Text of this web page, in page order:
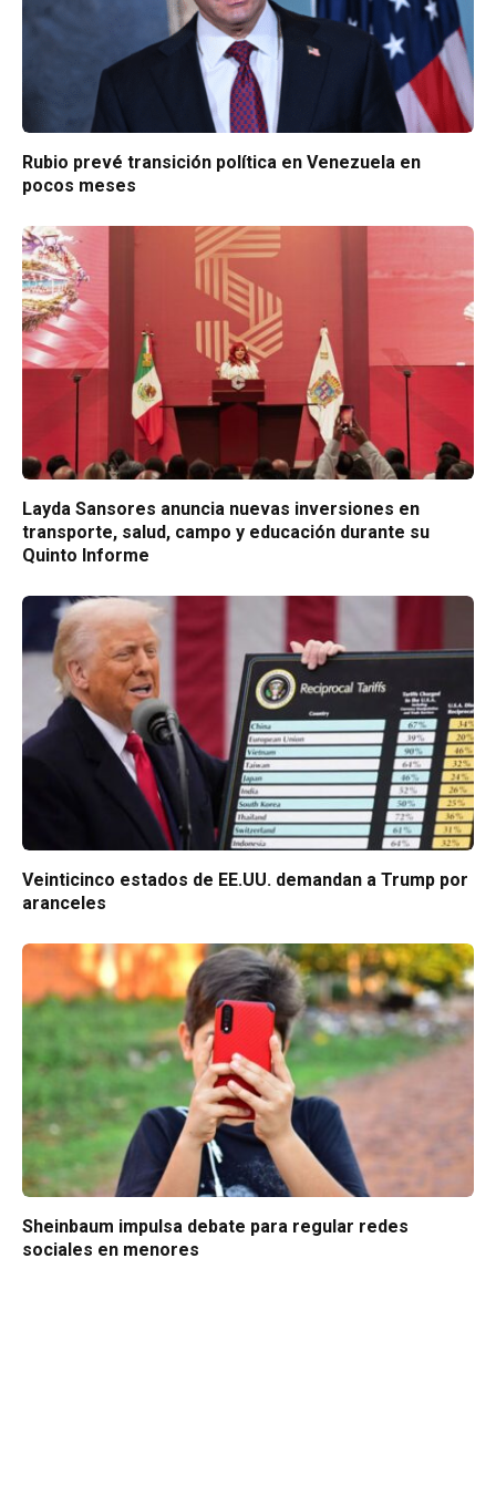
Rubio prevé transición política en Venezuela en
pocos meses
Layda Sansores anuncia nuevas inversiones en
transporte, salud, campo y educación durante su
Quinto Informe
Veinticinco estados de EE.UU. demandan a Trump por
aranceles
Sheinbaum impulsa debate para regular redes
sociales en menores